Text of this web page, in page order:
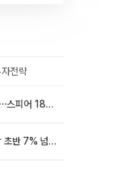
전략
스페이스X 주가 반등에 관련주 ‘껑충’⋯스피어 18%ㆍ에이치브이엠 12%↑
반도체 온기 탄 2차전지...삼성SDI, 장 초반 7% 넘게 껑충